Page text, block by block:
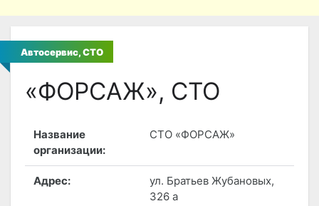
Автосервис, СТО
«ФОРСАЖ», СТО
Название
организации:
СТО «ФОРСАЖ»
Адрес:
ул. Братьев Жубановых,
326 а